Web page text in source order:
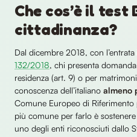
Che cos’è il test
cittadinanza?
Dal dicembre 2018, con
132/2018, chi presenta
residenza (art. 9) o per
conoscenza dell’italiano almeno
Comune Europeo di
più comune per farlo è
uno degli enti riconosciuti dallo